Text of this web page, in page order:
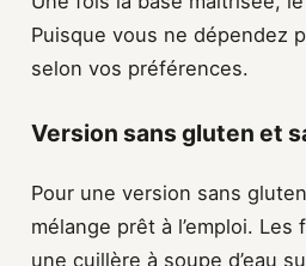
Puisque vous ne dépendez
selon vos préférences.
Version sans gluten et
Pour une version sans
mélange prêt à l’emploi.
une cuillère à soupe d’eau